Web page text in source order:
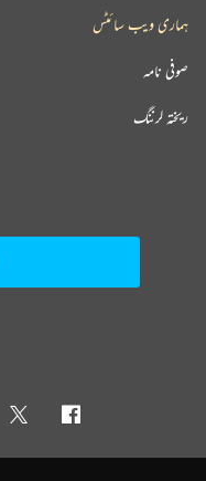
ہماری ویب سائٹس
صوفی نامہ
ریختہ لرننگ